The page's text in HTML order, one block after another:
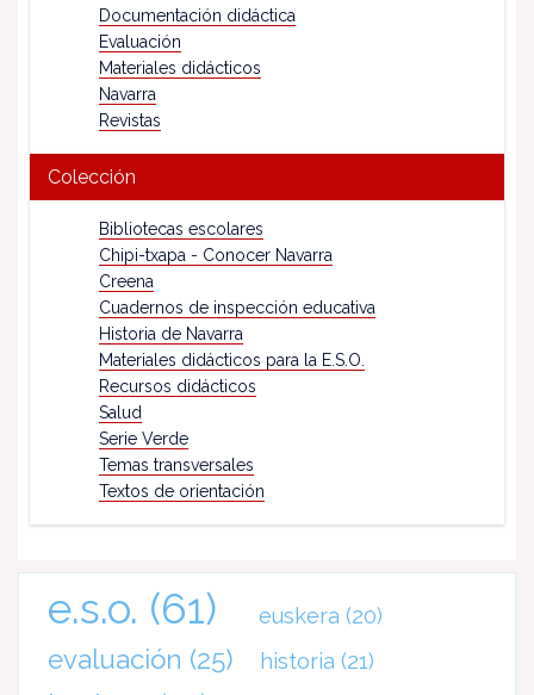
Documentación didáctica
Evaluación
Materiales didácticos
Navarra
Revistas
Colección
Bibliotecas escolares
Chipi-txapa - Conocer Navarra
Creena
Cuadernos de inspección educativa
Historia de Navarra
Materiales didácticos para la E.S.O.
Recursos didácticos
Salud
Serie Verde
Temas transversales
Textos de orientación
e.s.o. (61) euskera (20)
evaluación (25) historia (21)